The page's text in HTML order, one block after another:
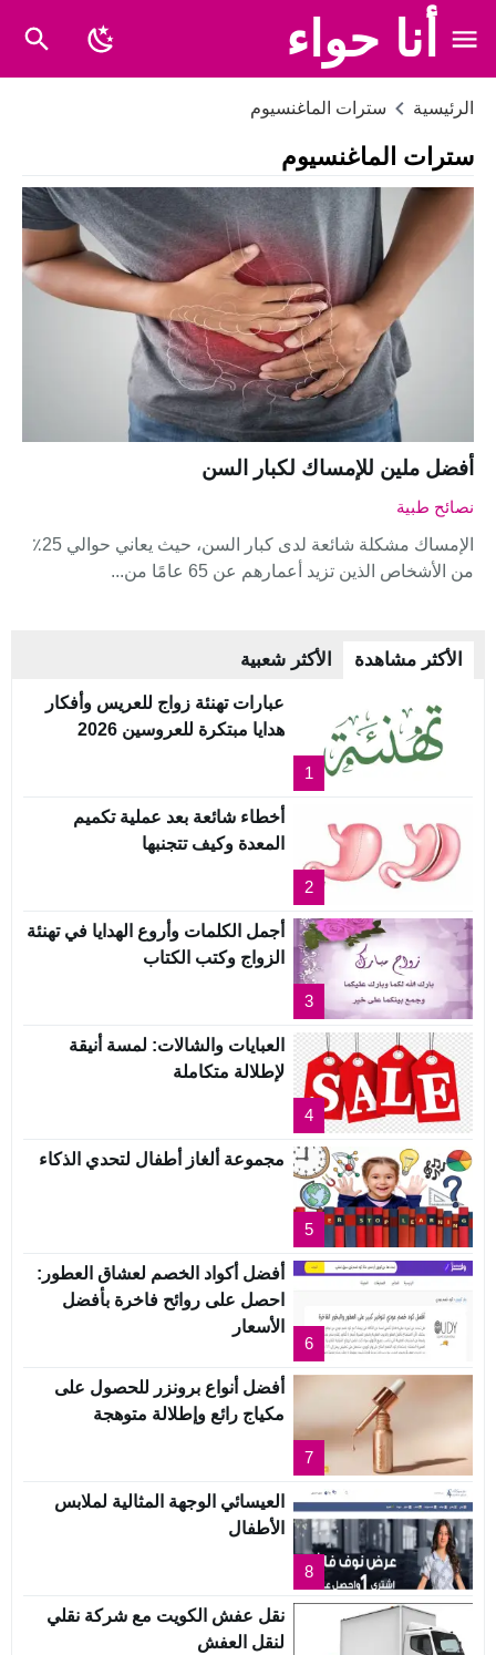
أنا حواء
الرئيسية سترات الماغنسيوم
سترات الماغنسيوم
أفضل ملين للإمساك لكبار السن
نصائح طبية
الإمساك مشكلة شائعة لدى كبار السن، حيث يعاني حوالي 25٪
من الأشخاص الذين تزيد أعمارهم عن 65 عامًا من...
الأكثر مشاهدة الأكثر شعبية
1
عبارات تهنئة زواج للعريس وأفكار
هدايا مبتكرة للعروسين 2026
2
أخطاء شائعة بعد عملية تكميم
المعدة وكيف تتجنبها
3
أجمل الكلمات وأروع الهدايا في تهنئة
الزواج وكتب الكتاب
4
العبايات والشالات: لمسة أنيقة
لإطلالة متكاملة
5
مجموعة ألغاز أطفال لتحدي الذكاء
6
أفضل أكواد الخصم لعشاق العطور:
احصل على روائح فاخرة بأفضل
الأسعار
7
أفضل أنواع برونزر للحصول على
مكياج رائع وإطلالة متوهجة
8
العيسائي الوجهة المثالية لملابس
الأطفال
نقل عفش الكويت مع شركة نقلي
لنقل العفش